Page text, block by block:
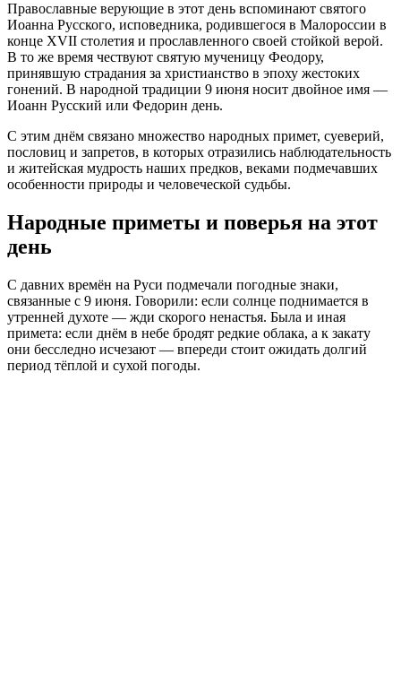
Православные верующие в этот день вспоминают святого
Иоанна Русского, исповедника, родившегося в Малороссии в
конце XVII столетия и прославленного своей стойкой верой.
В то же время чествуют святую мученицу Феодору,
принявшую страдания за христианство в эпоху жестоких
гонений. В народной традиции 9 июня носит двойное имя —
Иоанн Русский или Федорин день.
С этим днём связано множество народных примет, суеверий,
пословиц и запретов, в которых отразились наблюдательность
и житейская мудрость наших предков, веками подмечавших
особенности природы и человеческой судьбы.
Народные приметы и поверья на этот
день
С давних времён на Руси подмечали погодные знаки,
связанные с 9 июня. Говорили: если солнце поднимается в
утренней духоте — жди скорого ненастья. Была и иная
примета: если днём в небе бродят редкие облака, а к закату
они бесследно исчезают — впереди стоит ожидать долгий
период тёплой и сухой погоды.